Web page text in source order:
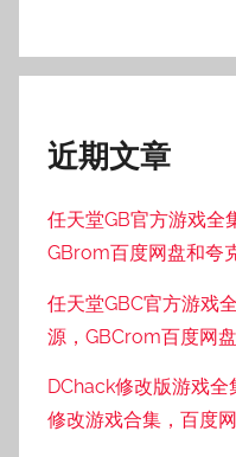
近期文章
任天堂GB官方游戏全
GBrom百度网盘和夸
任天堂GBC官方游戏
源，GBCrom百度网
DChack修改版游戏
修改游戏合集，百度网